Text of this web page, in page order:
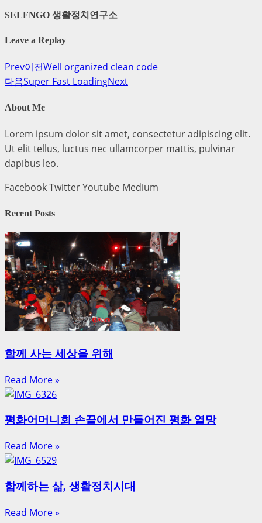
SELFNGO 생활정치연구소
Leave a Replay
Prev이전Well organized clean code
다음Super Fast LoadingNext
About Me
Lorem ipsum dolor sit amet, consectetur adipiscing elit.
Ut elit tellus, luctus nec ullamcorper mattis, pulvinar
dapibus leo.
FacebookTwitterYoutube Medium
Recent Posts
함께 사는 세상을 위해
Read More »
평화어머니회 손끝에서 만들어진 평화 열망
Read More »
함께하는 삶, 생활정치시대
Read More »